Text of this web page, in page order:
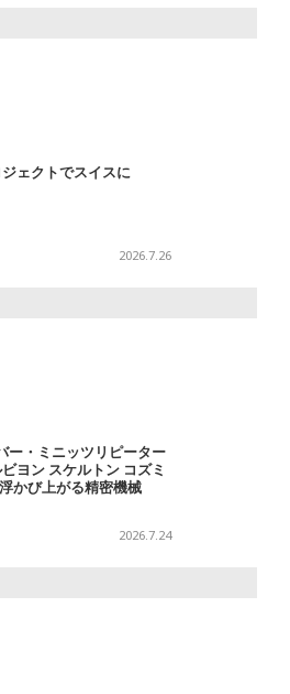
ェクトでスイスに
2026.7.26
ー・ミニッツリピーター
ヨン スケルトン コズミ
かび上がる精密機械
2026.7.24